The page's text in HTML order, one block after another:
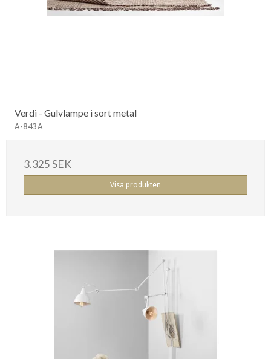
Verdi - Gulvlampe i sort metal
A-843A
3.325 SEK
Visa produkten